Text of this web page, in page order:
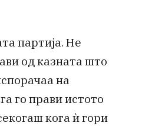
партија. Не
од казната што
на
го прави истото
кога ѝ гори